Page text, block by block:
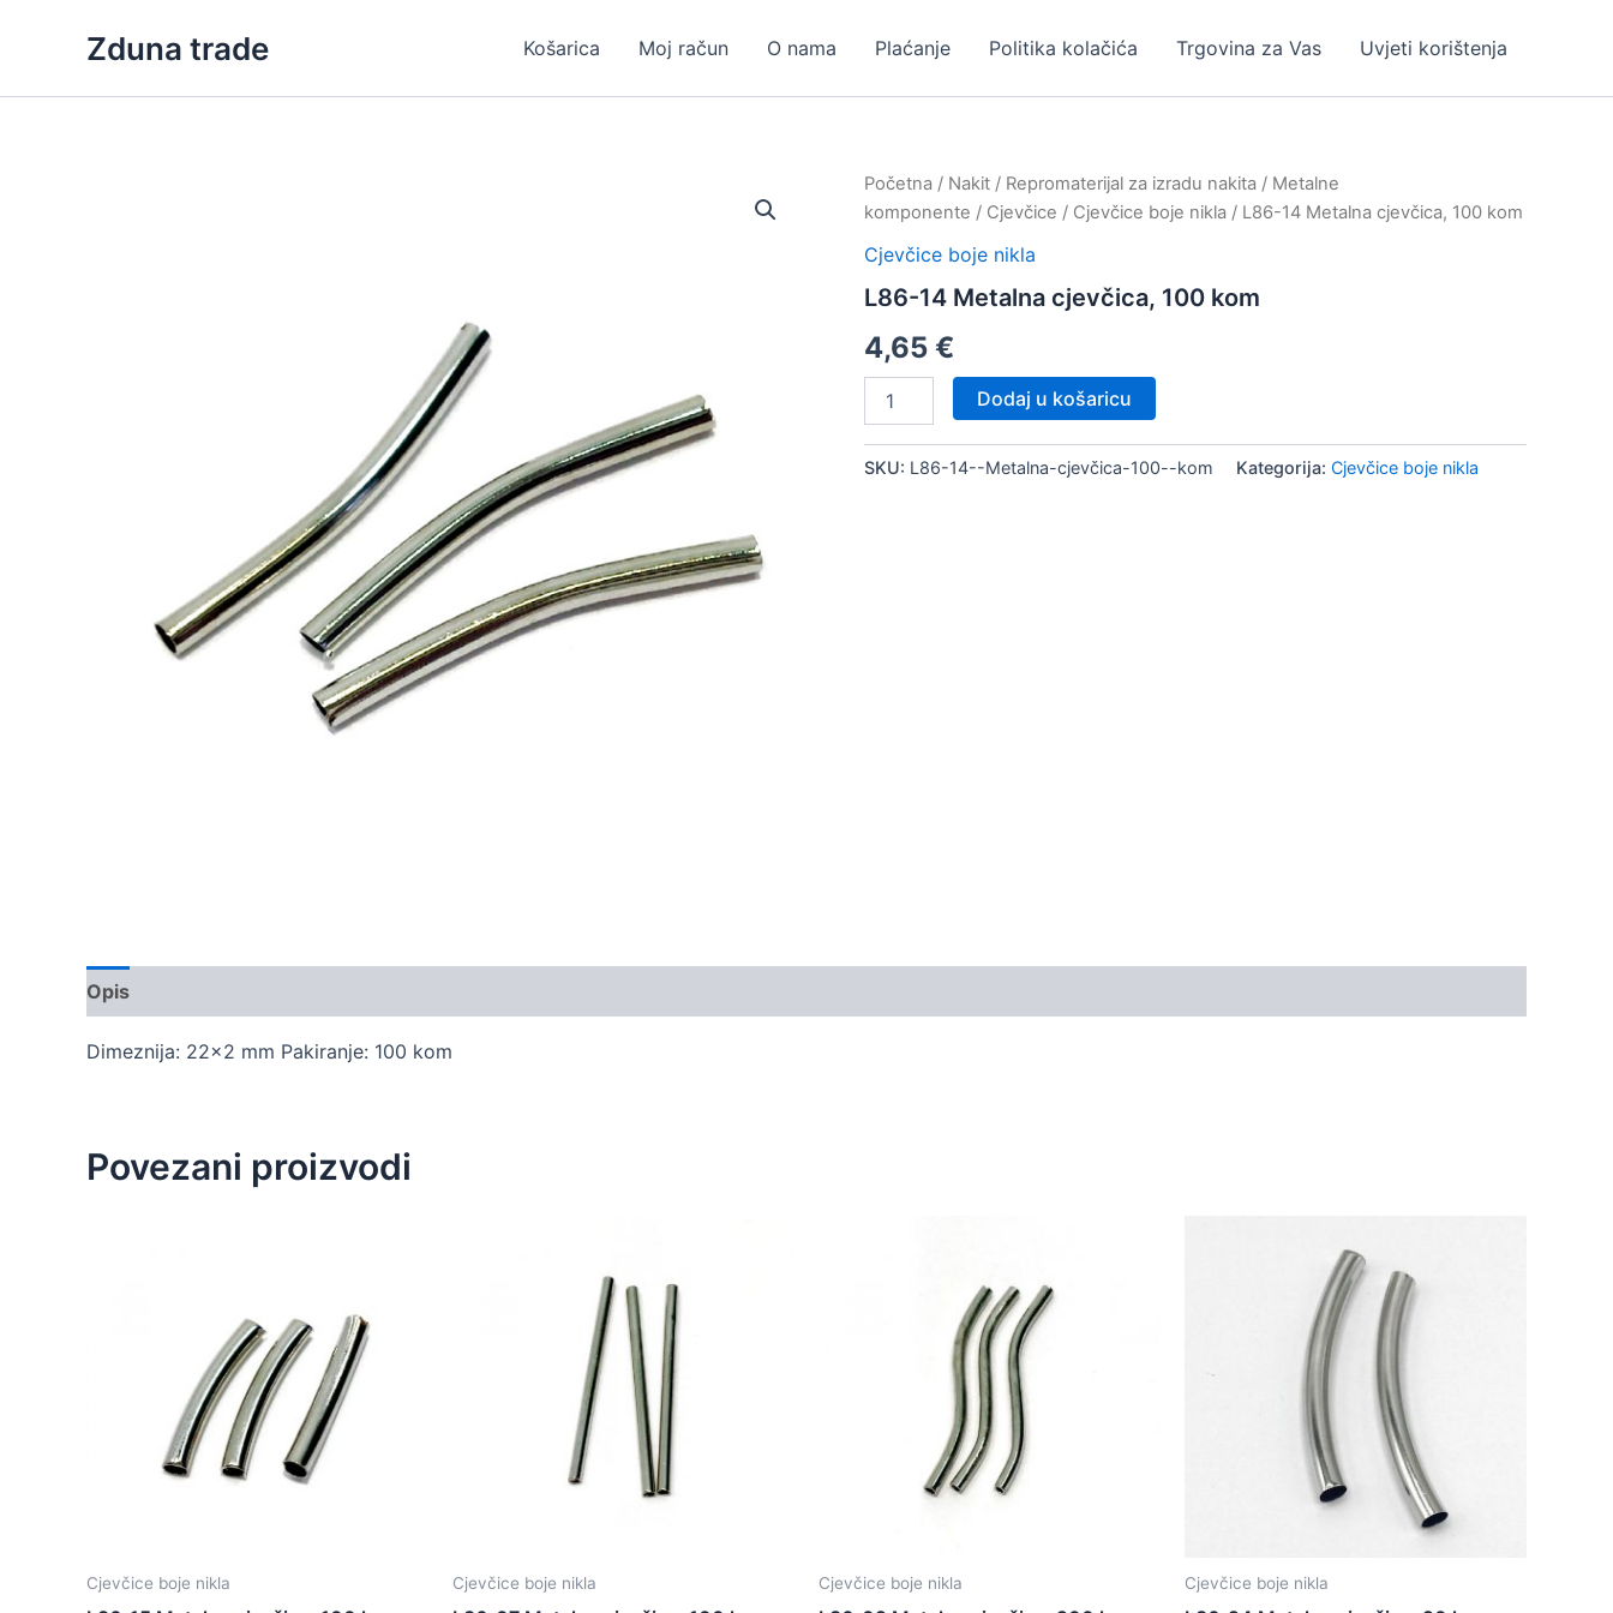
Zduna trade Košarica Moj račun O nama Plaćanje Politika kolačića Trgovina za Vas Uvjeti korištenja
Početna / Nakit / Repromaterijal za izradu nakita / Metalne
komponente / Cjevčice / Cjevčice boje nikla / L86-14 Metalna cjevčica, 100 kom
Cjevčice boje nikla
L86-14 Metalna cjevčica, 100 kom
4,65 €
cjevčica,
Dodaj u košaricu
SKU: L86-14--Metalna-cjevčica-100--kom Kategorija: Cjevčice boje nikla
Opis
Dimeznija: 22×2 mm Pakiranje: 100 kom
Povezani proizvodi
Cjevčice boje nikla Cjevčice boje nikla Cjevčice boje nikla Cjevčice boje nikla